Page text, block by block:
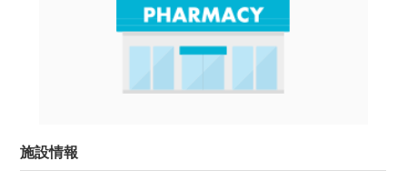
施設情報